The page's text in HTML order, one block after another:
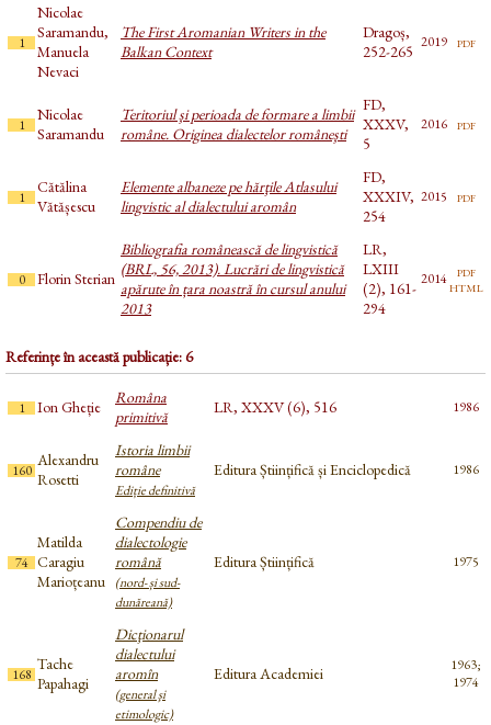
1
Nicolae
Saramandu,
Manuela
Nevaci
The First Aromanian Writers in the
Balkan Context
Dragoș,
252-265 2019 pdf
1
Nicolae
Saramandu
Teritoriul şi perioada de formare a limbii
române. Originea dialectelor româneşti
FD,
XXXV,
5
2016 pdf
1
Cătălina
Vătășescu
Elemente albaneze pe hărţile Atlasului
lingvistic al dialectului aromân
FD,
XXXIV,
254
2015 pdf
0 Florin Sterian
Bibliografia românească de lingvistică
(BRL, 56, 2013). Lucrări de lingvistică
apărute în țara noastră în cursul anului
2013
LR,
LXIII
(2), 161-
294
2014 pdf
html
Referințe în această publicație: 6
1 Ion Gheție
Româna
primitivă
LR, XXXV (6), 516 1986
160
Alexandru
Rosetti
Istoria limbii
române
Ediție definitivă
Editura Științifică și Enciclopedică 1986
74
Matilda
Caragiu
Marioțeanu
Compendiu de
dialectologie
română
(nord- și sud-
dunăreană)
Editura Științifică 1975
168
Tache
Papahagi
Dicţionarul
dialectului
aromîn
(general şi
etimologic)
Editura Academiei
1963;
1974